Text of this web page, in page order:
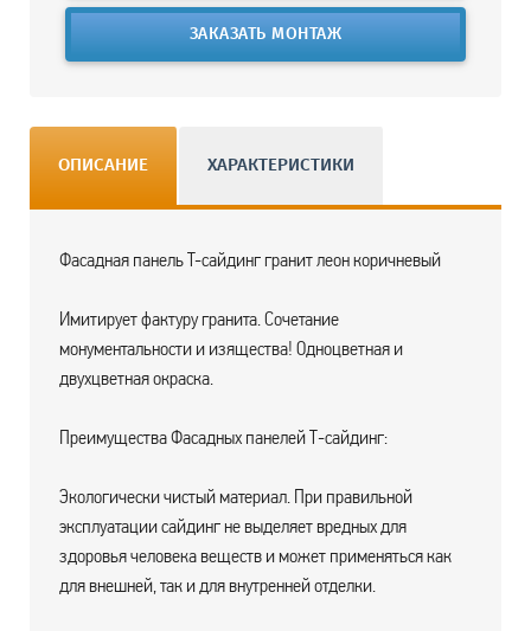
ЗАКАЗАТЬ МОНТАЖ
ОПИСАНИЕ ХАРАКТЕРИСТИКИ
Фасадная панель T-cайдинг гранит леон коричневый
Имитирует фактуру гранита. Сочетание
монументальности и изящества! Одноцветная и
двухцветная окраска.
Преимущества Фасадных панелей Т-сайдинг:
Экологически чистый материал. При правильной
эксплуатации сайдинг не выделяет вредных для
здоровья человека веществ и может применяться как
для внешней, так и для внутренней отделки.